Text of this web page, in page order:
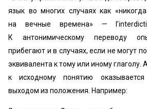
язык во многих случаях как
на вечные времена» —
К антонимическому переводу
прибегают и в случаях, если не могут
эквивалента к тому или иному глаголу.
к исходному понятию
выходом из положения. Например: